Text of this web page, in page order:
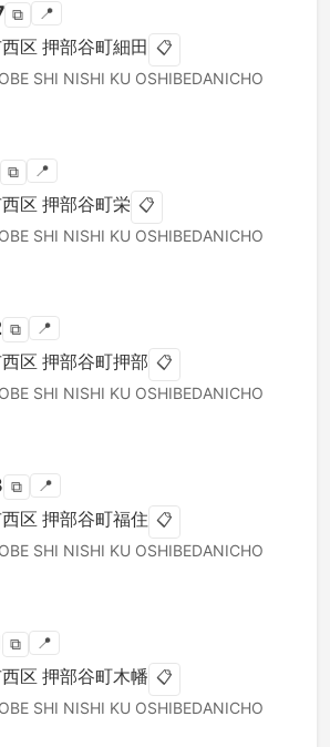
⧉ 📍
区 押部谷町細田 📋
SHI NISHI KU OSHIBEDANICHO
⧉ 📍
区 押部谷町栄 📋
SHI NISHI KU OSHIBEDANICHO
⧉ 📍
区 押部谷町押部 📋
SHI NISHI KU OSHIBEDANICHO
⧉ 📍
区 押部谷町福住 📋
SHI NISHI KU OSHIBEDANICHO
⧉ 📍
区 押部谷町木幡 📋
SHI NISHI KU OSHIBEDANICHO